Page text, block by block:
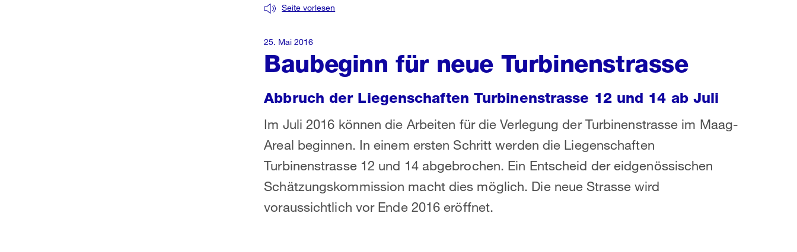
Baubeginn für neue Turbinenstrasse
Seite vorlesen
Abbruch der Liegenschaften Turbinenstrasse 12 und 14 ab Juli
Im Juli 2016 können die Arbeiten für die Verlegung der Turbinenstrasse im Maag-
Areal beginnen. In einem ersten Schritt werden die Liegenschaften
Turbinenstrasse 12 und 14 abgebrochen. Ein Entscheid der eidgenössischen
Schätzungskommission macht dies möglich. Die neue Strasse wird
voraussichtlich vor Ende 2016 eröffnet.
25. Mai 2016